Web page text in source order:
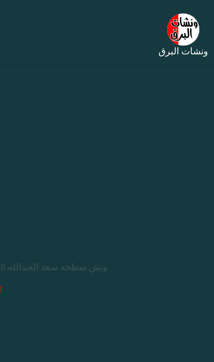
ونشات البرق
ونش سطحه سعد العبدالله 50556518، أفضل خدمات نققل وسحب السيارات والمعطلة في جميع مناطق الكويت، علي مدار 24ساعة.